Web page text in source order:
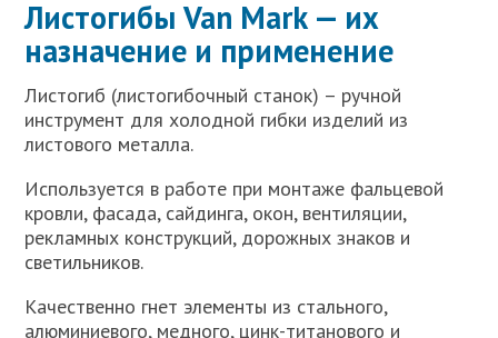
Листогибы Van Mark — их
назначение и применение
Листогиб (листогибочный станок) – ручной
инструмент для холодной гибки изделий из
листового металла.
Используется в работе при монтаже фальцевой
кровли, фасада, сайдинга, окон, вентиляции,
рекламных конструкций, дорожных знаков и
светильников.
Качественно гнет элементы из стального,
алюминиевого, медного, цинк-титанового и